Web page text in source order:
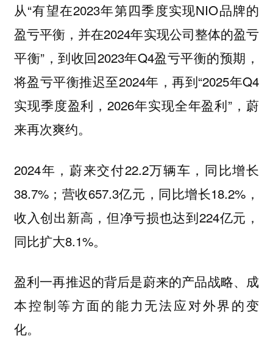
从“有望在2023年第四季度实现NIO品牌的
盈亏平衡，并在2024年实现公司整体的盈亏
平衡”，到收回2023年Q4盈亏平衡的预期，
将盈亏平衡推迟至2024年，再到“2025年Q4
实现季度盈利，2026年实现全年盈利”，蔚
来再次爽约。
2024年，蔚来交付22.2万辆车，同比增长
38.7%；营收657.3亿元，同比增长18.2%，
收入创出新高，但净亏损也达到224亿元，
同比扩大8.1%。
盈利一再推迟的背后是蔚来的产品战略、成
本控制等方面的能力无法应对外界的变
化。